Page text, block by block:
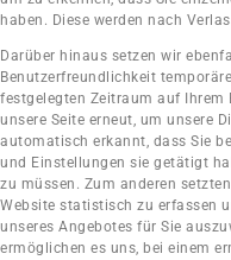
haben. Diese werden nach
Darüber hinaus setzen wir
Benutzerfreundlichkeit
festgelegten Zeitraum auf Ihrem
unsere Seite erneut, um unsere
automatisch erkannt, dass Sie
und Einstellungen sie getätigt
zu müssen. Zum anderen
Website statistisch zu erfassen
unseres Angebotes für Sie
ermöglichen es uns, bei einem